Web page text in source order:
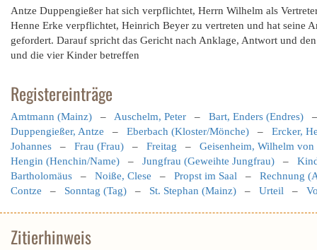
Antze Duppengießer hat sich verpflichtet, Herrn Wilhelm als
Henne Erke verpflichtet, Heinrich Beyer zu vertreten und hat seine
gefordert. Darauf spricht das Gericht nach Anklage, Antwort und
und die vier Kinder betreffen
Registereinträge
Amtmann (Mainz) – Auschelm, Peter – Bart, Enders (Endres)
Duppengießer, Antze – Eberbach (Kloster/Mönche) – Ercker,
Johannes – Frau (Frau) – Freitag – Geisenheim, Wilhelm von
Hengin (Henchin/Name) – Jungfrau (Geweihte Jungfrau) –
Bartholomäus – Noiße, Clese – Propst im Saal – Rechnung
Contze – Sonntag (Tag) – St. Stephan (Mainz) – Urteil –
Zitierhinweis